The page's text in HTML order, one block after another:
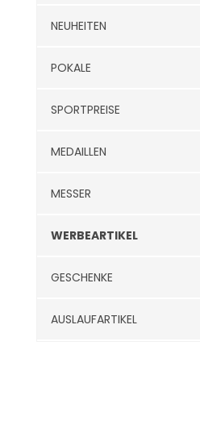
NEUHEITEN
POKALE
SPORTPREISE
MEDAILLEN
MESSER
WERBEARTIKEL
GESCHENKE
AUSLAUFARTIKEL